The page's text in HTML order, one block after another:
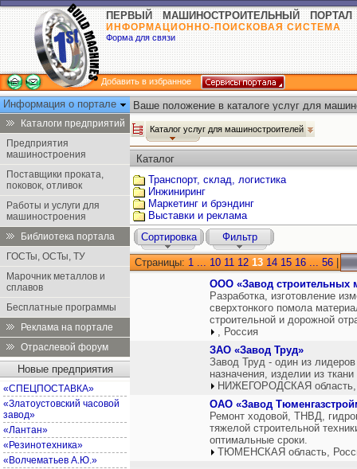
ПЕРВЫЙ МАШИНОСТРОИТЕЛЬНЫЙ ПОРТАЛ
ИНФОРМАЦИОННО-ПОИСКОВАЯ СИСТЕМА
Форма для связи
Добавить в избранное
Информация о портале
Каталоги предприятий
Предприятия
машиностроения
Поставщики проката,
поковок, отливок
Работы и услуги для
машиностроения
Библиотека портала
ГОСТы, ОСТы, ТУ
Марочник металлов и
сплавов
Бесплатные программы
Реклама на портале
Отраслевой форум
Новые предприятия
«СПЕЦПОСТАВКА»
«Златоустовский часовой
завод»
«Лантан»
«Резинотехника»
«Волчематьев А.Ю.»
Ваше положение в каталоге услуг для
Каталог услуг для машиностроителей
Каталог
Транспорт, склад, логистика
Инжиниринг
Маркетинг и брэндинг
Выставки и реклама
Сортировка
Фильтр
Страницы: 1 ... 10 11 12 13 14 15 16 ... 56
ООО «Завод строительных
Разработка, изготовление
сверхтонкого помола
строительной и дорожной
, Россия
ЗАО «Завод Труд»
Завод Труд - один из
назначения, изделии из
НИЖЕГОРОДСКАЯ область,
ОАО «Завод
Ремонт ходовой, ТНВД,
тяжелой строительной
оптимальные сроки.
ТЮМЕНСКАЯ область,